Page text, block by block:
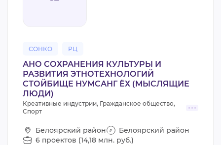
СОНКО РЦ
АНО СОХРАНЕНИЯ КУЛЬТУРЫ И
РАЗВИТИЯ ЭТНОТЕХНОЛОГИЙ
СТОЙБИЩЕ НУМСАНГ ЁХ (МЫСЛЯЩИЕ
ЛЮДИ)
Креативные индустрии, Гражданское общество,
Спорт
Белоярский район
Белоярский район
6 проектов (14,18 млн. руб.)